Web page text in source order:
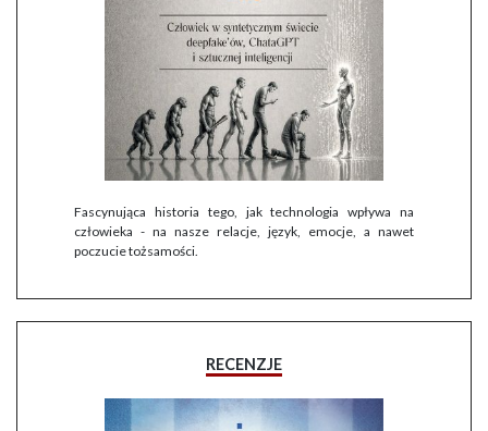
Fascynująca historia tego, jak technologia wpływa na
człowieka - na nasze relacje, język, emocje, a nawet
poczucie tożsamości.
RECENZJE